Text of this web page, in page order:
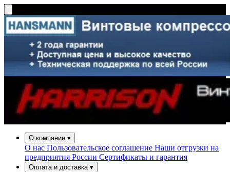
О компании ▾
О нас Пользовательское соглашение Наши отгрузки на
предприятия России Сертификаты и гарантия
Оплата и доставка ▾